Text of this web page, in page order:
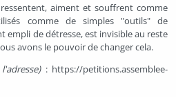
aiment et souffrent comme
comme de simples "outils" de
empli de détresse, est invisible au reste
avons le pouvoir de changer cela.
: https://petitions.assemblee-